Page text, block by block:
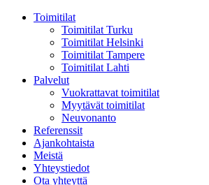
Toimitilat
Toimitilat Turku
Toimitilat Helsinki
Toimitilat Tampere
Toimitilat Lahti
Palvelut
Vuokrattavat toimitilat
Myytävät toimitilat
Neuvonanto
Referenssit
Ajankohtaista
Meistä
Yhteystiedot
Ota yhteyttä